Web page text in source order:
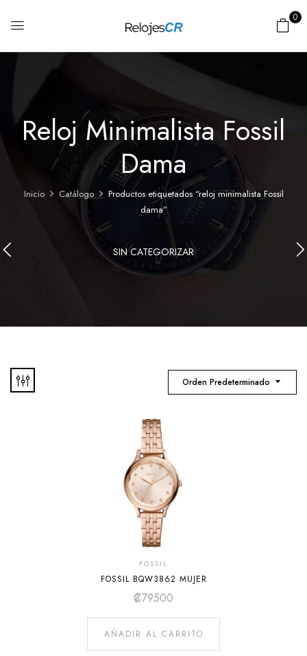
0
Reloj Minimalista Fossil
Dama
Inicio Catálogo
Productos etiquetados “reloj minimalista Fossil
dama”
SIN CATEGORIZAR
Orden Predeterminado
FOSSIL
FOSSIL BQW3862 MUJER
₡79500
AÑADIR AL CARRITO